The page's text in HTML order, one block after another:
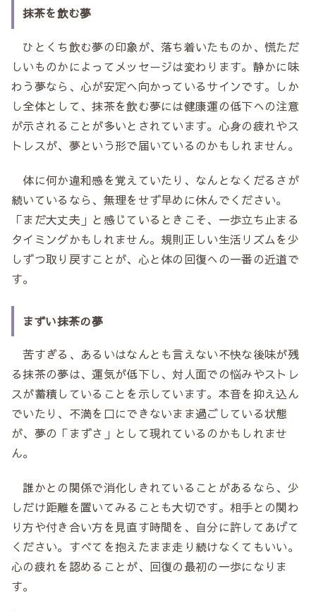
抹茶を飲む夢
ひとくち飲む夢の印象が、落ち着いたものか、慌ただ
しいものかによってメッセージは変わります。静かに味
わう夢なら、心が安定へ向かっているサインです。しか
し全体として、抹茶を飲む夢には健康運の低下への注意
が示されることが多いとされています。心身の疲れやス
トレスが、夢という形で届いているのかもしれません。
体に何か違和感を覚えていたり、なんとなくだるさが
続いているなら、無理をせず早めに休んでください。
「まだ大丈夫」と感じているときこそ、一歩立ち止まる
タイミングかもしれません。規則正しい生活リズムを少
しずつ取り戻すことが、心と体の回復への一番の近道で
す。
まずい抹茶の夢
苦すぎる、あるいはなんとも言えない不快な後味が残
る抹茶の夢は、運気が低下し、対人面での悩みやストレ
スが蓄積していることを示しています。本音を抑え込ん
でいたり、不満を口にできないまま過ごしている状態
が、夢の「まずさ」として現れているのかもしれませ
ん。
誰かとの関係で消化しきれていることがあるなら、少
しだけ距離を置いてみることも大切です。相手との関わ
り方や付き合い方を見直す時間を、自分に許してあげて
ください。すべてを抱えたまま走り続けなくてもいい。
心の疲れを認めることが、回復の最初の一歩になりま
す。